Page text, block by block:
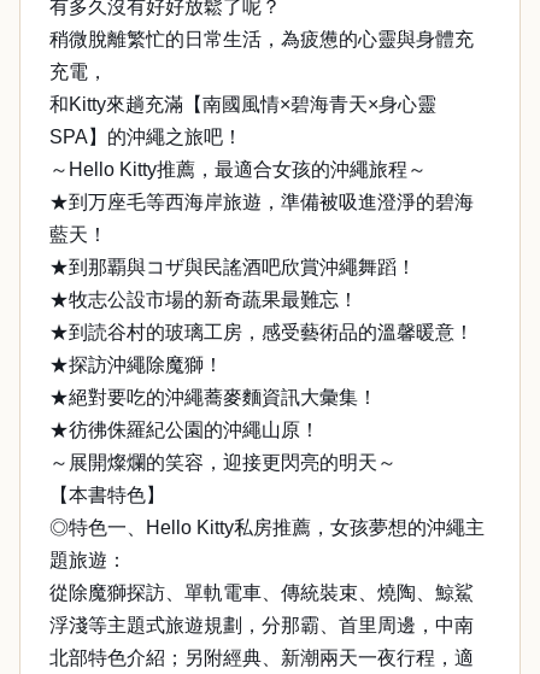
有多久沒有好好放鬆了呢？
稍微脫離繁忙的日常生活，為疲憊的心靈與身體充
充電，
和Kitty來趟充滿【南國風情×碧海青天×身心靈
SPA】的沖繩之旅吧！
～Hello Kitty推薦，最適合女孩的沖繩旅程～
★到万座毛等西海岸旅遊，準備被吸進澄淨的碧海
藍天！
★到那覇與コザ與民謠酒吧欣賞沖繩舞蹈！
★牧志公設市場的新奇蔬果最難忘！
★到読谷村的玻璃工房，感受藝術品的溫馨暖意！
★探訪沖繩除魔獅！
★絕對要吃的沖繩蕎麥麵資訊大彙集！
★彷彿侏羅紀公園的沖繩山原！
～展開燦爛的笑容，迎接更閃亮的明天～
【本書特色】
◎特色一、Hello Kitty私房推薦，女孩夢想的沖繩主
題旅遊：
從除魔獅探訪、單軌電車、傳統裝束、燒陶、鯨鯊
浮淺等主題式旅遊規劃，分那霸、首里周邊，中南
北部特色介紹；另附經典、新潮兩天一夜行程，適